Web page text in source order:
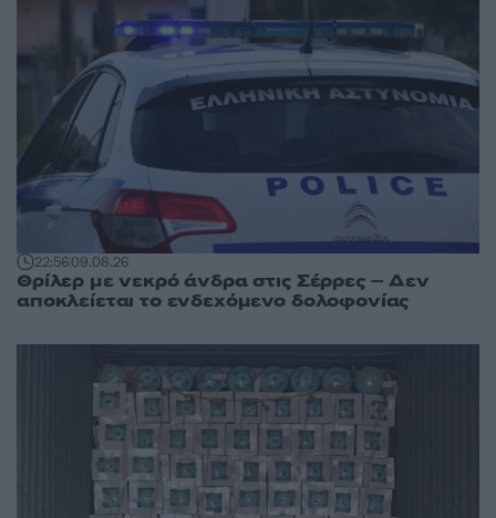
22:5609.08.26
Θρίλερ με νεκρό άνδρα στις Σέρρες – Δεν
αποκλείεται το ενδεχόμενο δολοφονίας